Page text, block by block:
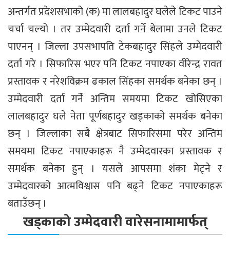
अन्तर्गत प्रदेशसभाको (क) मा लालबहादुर घलेले टिकट पाउने
चर्चा चल्यो । तर उम्मेदवारी दर्ता गर्ने बेलामा उनले टिकट
पाएनन् । जिल्ला उपसभापति टेकबहादुर सिंहले उम्मेदवारी
दर्ता गरे । सिफारिस भएर पनि टिकट नपाएका वीरेन्द्र रावत
प्रस्तावक र नरेशविक्रम ढकाल सिंहका समर्थक बनेका छन् ।
उम्मेदवारी दर्ता गर्ने अन्तिम समयमा टिकट खोसिएका
लालबहादुर घले नेता पूर्णबहादुर खड्काको समर्थक बनेका
छन् । जिल्लाका सबै क्षेत्रबाट सिफारिसमा परेर अन्तिम
समयमा टिकट नपाएकाहरू नै उम्मेदवारका प्रस्तावक र
समर्थक बनेका हुन् । यसले आपसमा शंका मेट्ने र
उम्मेदवारको आत्मविश्वास पनि बढ्ने टिकट नपाएकाहरू
बताउँछन् ।
खड्काको उम्मेदवारी वारेसनामामार्फत्